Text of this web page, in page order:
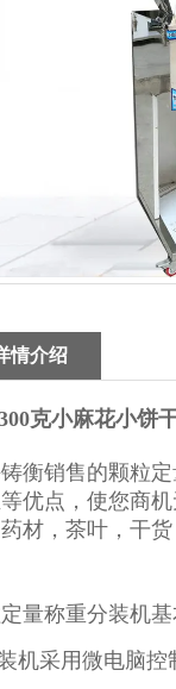
情介绍
克小麻花小饼
衡销售的颗粒
优点，使您商
材，茶叶，干
量称重分装机
机采用微电脑